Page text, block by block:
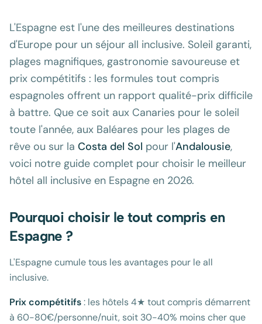
L'Espagne est l'une des meilleures destinations
d'Europe pour un séjour all inclusive. Soleil garanti,
plages magnifiques, gastronomie savoureuse et
prix compétitifs : les formules tout compris
espagnoles offrent un rapport qualité-prix difficile
à battre. Que ce soit aux Canaries pour le soleil
toute l'année, aux Baléares pour les plages de
rêve ou sur la Costa del Sol pour l'Andalousie,
voici notre guide complet pour choisir le meilleur
hôtel all inclusive en Espagne en 2026.
Pourquoi choisir le tout compris en
Espagne ?
L'Espagne cumule tous les avantages pour le all
inclusive.
Prix compétitifs: les hôtels 4★ tout compris démarrent
à 60-80€/personne/nuit, soit 30-40% moins cher que